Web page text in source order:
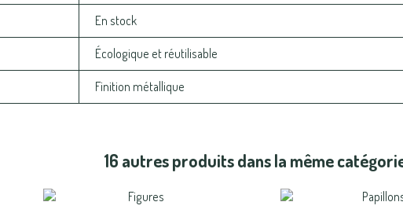
En stock
Écologique et réutilisable
Finition métallique
16 autres produits dans la même